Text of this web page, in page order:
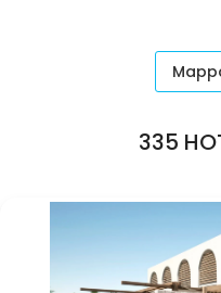
335